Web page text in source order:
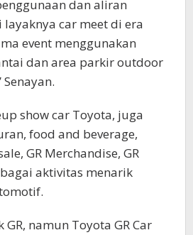
dan aliran
car meet di era
event menggunakan
dan area parkir outdoor
Senayan.
show car Toyota, juga
food and beverage,
GR Merchandise, GR
aktivitas menarik
namun Toyota GR Car